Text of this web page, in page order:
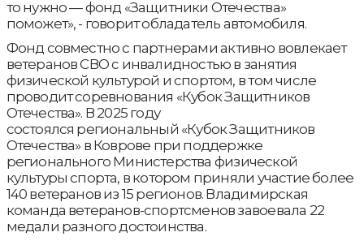
то нужно — фонд «Защитники Отечества»
поможет», - говорит обладатель автомобиля.
Фонд совместно с партнерами активно вовлекает
ветеранов СВО с инвалидностью в занятия
физической культурой и спортом, в том числе
проводит соревнования «Кубок Защитников
Отечества». В 2025 году
состоялся региональный «Кубок Защитников
Отечества» в Коврове при поддержке
регионального Министерства физической
культуры спорта, в котором приняли участие более
140 ветеранов из 15 регионов. Владимирская
команда ветеранов-спортсменов завоевала 22
медали разного достоинства.